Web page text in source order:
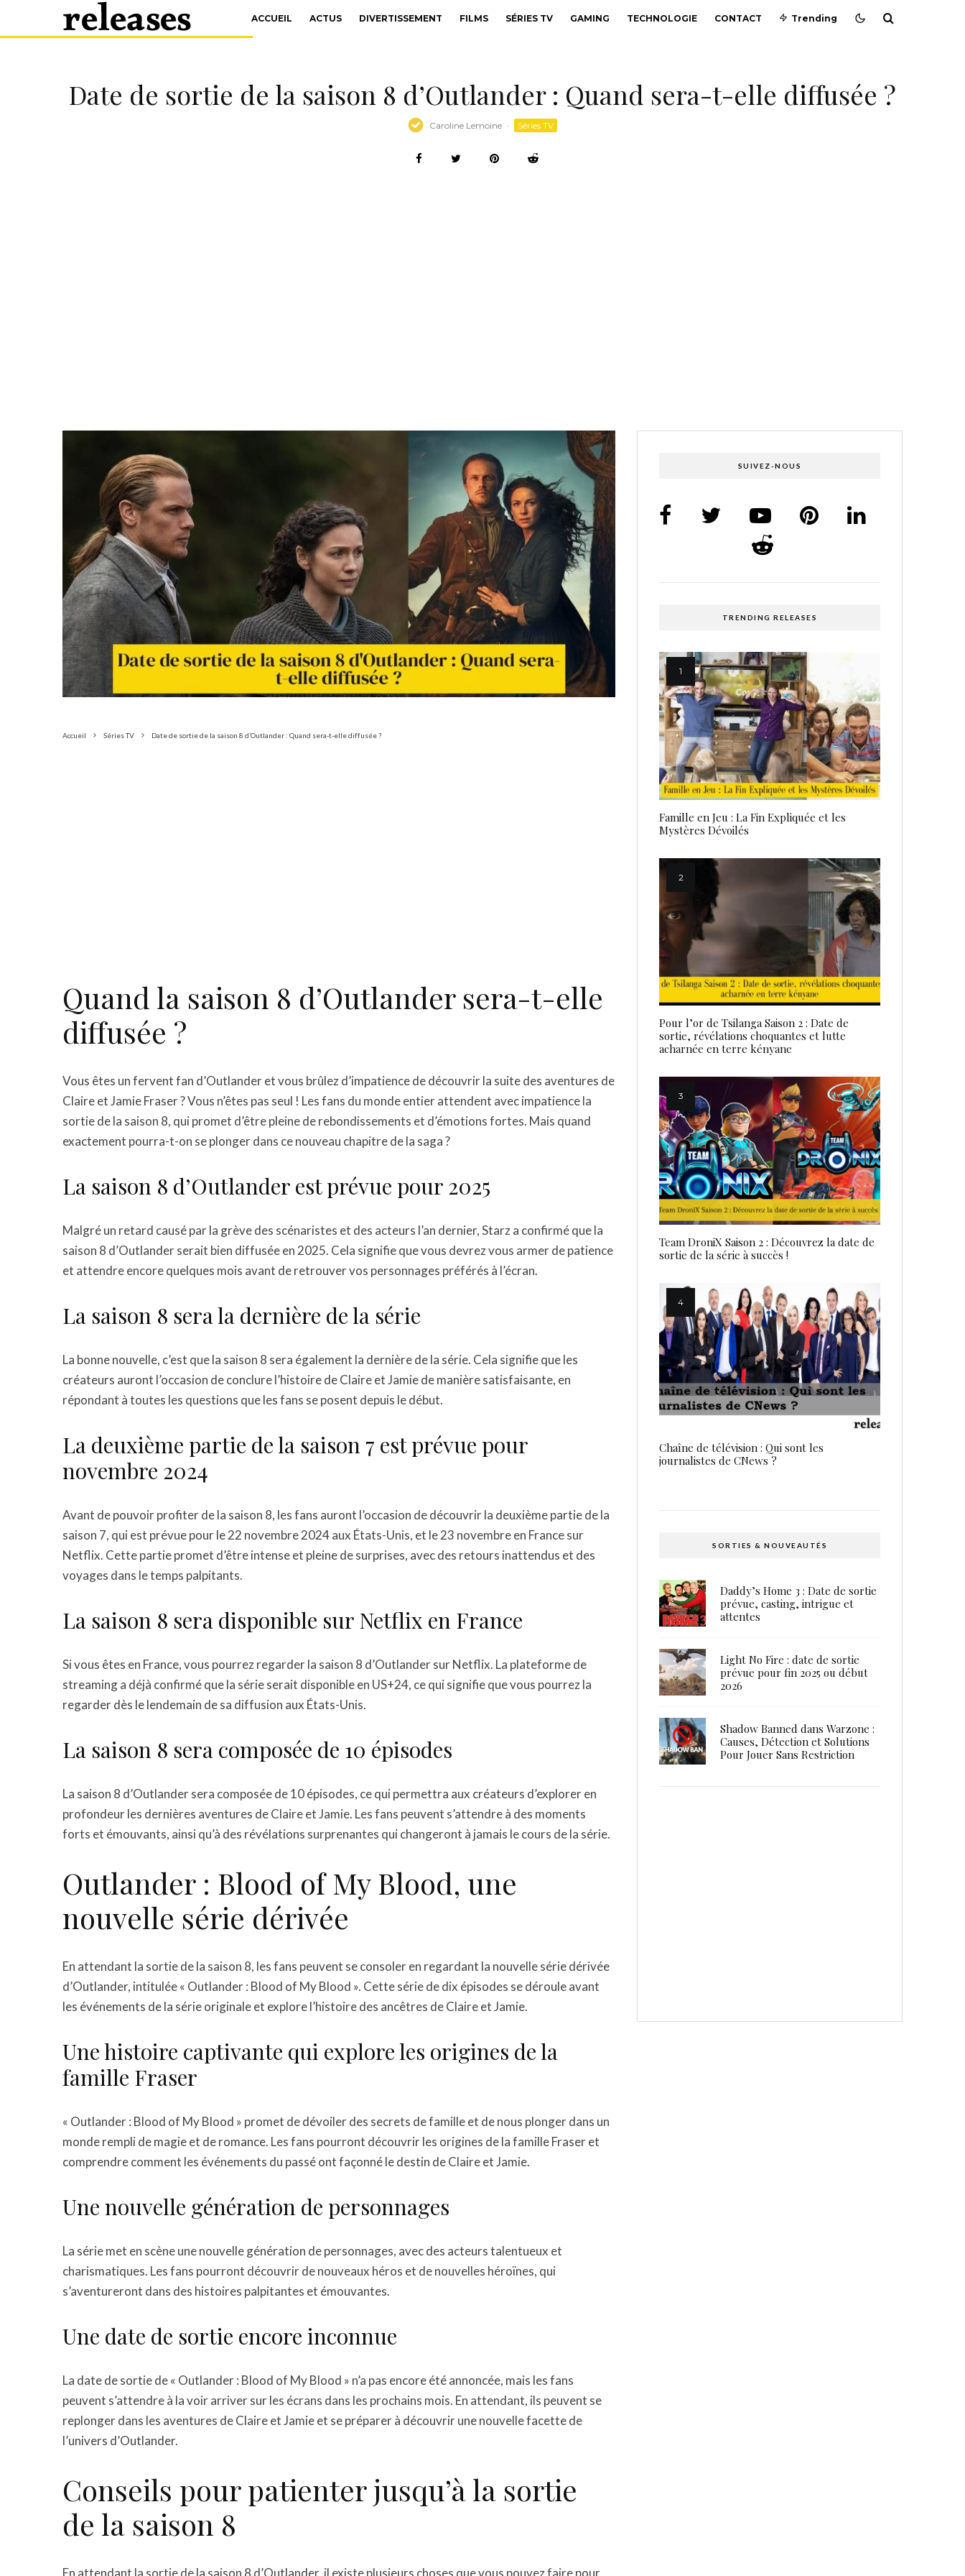
ACCUEIL ACTUS DIVERTISSEMENT FILMS SÉRIES TV GAMING TECHNOLOGIE CONTACT Trending
Date de sortie de la saison 8 d’Outlander : Quand sera-t-elle diffusée ?
Caroline Lemoine · Séries TV
Accueil Séries TV Date de sortie de la saison 8 d’Outlander : Quand sera-t-elle diffusée ?
Quand la saison 8 d’Outlander sera-t-elle
diffusée ?
Vous êtes un fervent fan d’Outlander et vous brûlez d’impatience de découvrir la suite des aventures de
Claire et Jamie Fraser ? Vous n’êtes pas seul ! Les fans du monde entier attendent avec impatience la
sortie de la saison 8, qui promet d’être pleine de rebondissements et d’émotions fortes. Mais quand
exactement pourra-t-on se plonger dans ce nouveau chapitre de la saga ?
La saison 8 d’Outlander est prévue pour 2025
Malgré un retard causé par la grève des scénaristes et des acteurs l’an dernier, Starz a confirmé que la
saison 8 d’Outlander serait bien diffusée en 2025. Cela signifie que vous devrez vous armer de patience
et attendre encore quelques mois avant de retrouver vos personnages préférés à l’écran.
La saison 8 sera la dernière de la série
La bonne nouvelle, c’est que la saison 8 sera également la dernière de la série. Cela signifie que les
créateurs auront l’occasion de conclure l’histoire de Claire et Jamie de manière satisfaisante, en
répondant à toutes les questions que les fans se posent depuis le début.
La deuxième partie de la saison 7 est prévue pour
novembre 2024
Avant de pouvoir profiter de la saison 8, les fans auront l’occasion de découvrir la deuxième partie de la
saison 7, qui est prévue pour le 22 novembre 2024 aux États-Unis, et le 23 novembre en France sur
Netflix. Cette partie promet d’être intense et pleine de surprises, avec des retours inattendus et des
voyages dans le temps palpitants.
La saison 8 sera disponible sur Netflix en France
Si vous êtes en France, vous pourrez regarder la saison 8 d’Outlander sur Netflix. La plateforme de
streaming a déjà confirmé que la série serait disponible en US+24, ce qui signifie que vous pourrez la
regarder dès le lendemain de sa diffusion aux États-Unis.
La saison 8 sera composée de 10 épisodes
La saison 8 d’Outlander sera composée de 10 épisodes, ce qui permettra aux créateurs d’explorer en
profondeur les dernières aventures de Claire et Jamie. Les fans peuvent s’attendre à des moments
forts et émouvants, ainsi qu’à des révélations surprenantes qui changeront à jamais le cours de la série.
Outlander : Blood of My Blood, une
nouvelle série dérivée
En attendant la sortie de la saison 8, les fans peuvent se consoler en regardant la nouvelle série dérivée
d’Outlander, intitulée « Outlander : Blood of My Blood ». Cette série de dix épisodes se déroule avant
les événements de la série originale et explore l’histoire des ancêtres de Claire et Jamie.
Une histoire captivante qui explore les origines de la
famille Fraser
« Outlander : Blood of My Blood » promet de dévoiler des secrets de famille et de nous plonger dans un
monde rempli de magie et de romance. Les fans pourront découvrir les origines de la famille Fraser et
comprendre comment les événements du passé ont façonné le destin de Claire et Jamie.
Une nouvelle génération de personnages
La série met en scène une nouvelle génération de personnages, avec des acteurs talentueux et
charismatiques. Les fans pourront découvrir de nouveaux héros et de nouvelles héroïnes, qui
s’aventureront dans des histoires palpitantes et émouvantes.
Une date de sortie encore inconnue
La date de sortie de « Outlander : Blood of My Blood » n’a pas encore été annoncée, mais les fans
peuvent s’attendre à la voir arriver sur les écrans dans les prochains mois. En attendant, ils peuvent se
replonger dans les aventures de Claire et Jamie et se préparer à découvrir une nouvelle facette de
l’univers d’Outlander.
Conseils pour patienter jusqu’à la sortie
de la saison 8
En attendant la sortie de la saison 8 d’Outlander, il existe plusieurs choses que vous pouvez faire pour
SUIVEZ-NOUS
TRENDING RELEASES
Famille en Jeu : La Fin Expliquée et les
Mystères Dévoilés
Pour l’or de Tsilanga Saison 2 : Date de
sortie, révélations choquantes et lutte
acharnée en terre kényane
Team DroniX Saison 2 : Découvrez la date de
sortie de la série à succès !
Chaîne de télévision : Qui sont les
journalistes de CNews ?
SORTIES & NOUVEAUTÉS
Daddy’s Home 3 : Date de sortie
prévue, casting, intrigue et
attentes
Light No Fire : date de sortie
prévue pour fin 2025 ou début
2026
Shadow Banned dans Warzone :
Causes, Détection et Solutions
Pour Jouer Sans Restriction